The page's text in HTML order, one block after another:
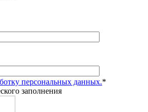
персональных данных.*
заполнения